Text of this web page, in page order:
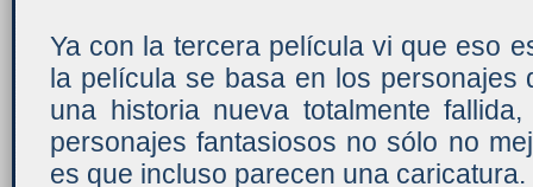
Ya con la tercera película vi que eso
la película se basa en los
una historia nueva totalmente
personajes fantasiosos no sólo no
es que incluso parecen una caricatura.